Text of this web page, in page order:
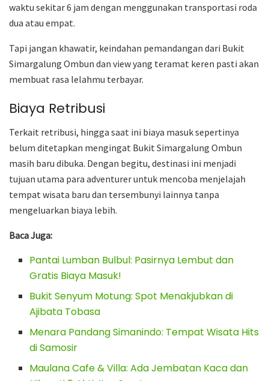
waktu sekitar 6 jam dengan menggunakan transportasi roda
dua atau empat.
Tapi jangan khawatir, keindahan pemandangan dari Bukit
Simargalung Ombun dan view yang teramat keren pasti akan
membuat rasa lelahmu terbayar.
Biaya Retribusi
Terkait retribusi, hingga saat ini biaya masuk sepertinya
belum ditetapkan mengingat Bukit Simargalung Ombun
masih baru dibuka. Dengan begitu, destinasi ini menjadi
tujuan utama para adventurer untuk mencoba menjelajah
tempat wisata baru dan tersembunyi lainnya tanpa
mengeluarkan biaya lebih.
Baca Juga:
Pantai Lumban Bulbul: Pasirnya Lembut dan
Gratis Biaya Masuk!
Bukit Senyum Motung: Spot Menakjubkan di
Ajibata Tobasa
Menara Pandang Simanindo: Tempat Wisata Hits
di Samosir
Maulana Cafe & Villa: Ada Jembatan Kaca dan